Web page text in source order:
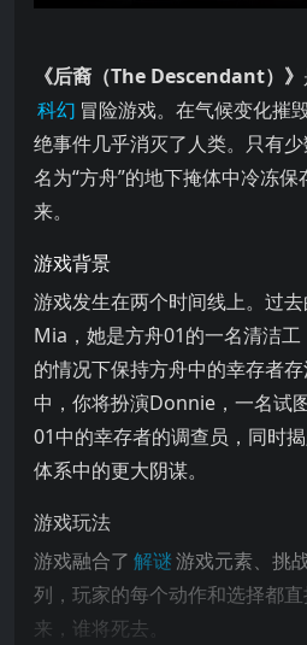
是一款分为五个章节的 冒险
《后裔（The Descendant）》
科幻 冒险游戏。在气候变化摧
绝事件几乎消灭了人类。只有
名为“方舟”的地下掩体中冷冻保
来。
游戏背景
游戏发生在两个时间线上。过
Mia，她是方舟01的一名清洁
的情况下保持方舟中的幸存者
中，你将扮演Donnie，一名试
01中的幸存者的调查员，同时
体系中的更大阴谋。
游戏玩法
游戏融合了 解谜游戏元素、挑
列，玩家的每个动作和选择都
来，谁将死去。